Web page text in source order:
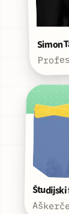
Simon